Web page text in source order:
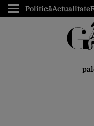
PoliticăActualitate